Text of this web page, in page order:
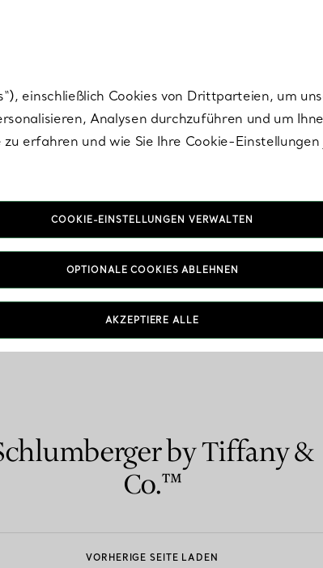
Tiffany-Diamantenexperten.
der talentiertesten Künstler des 20. Jahrhunderts,
für immer. Mit seiner unvergleichlichen
by Tiffany &
Co.™
VORHERIGE SEITE LADEN
einschließlich Cookies von Drittparteien, um
Analysen durchzuführen und um
erfahren und wie Sie Ihre Cookie-
COOKIE-EINSTELLUNGEN VERWALTEN
OPTIONALE COOKIES ABLEHNEN
AKZEPTIERE ALLE